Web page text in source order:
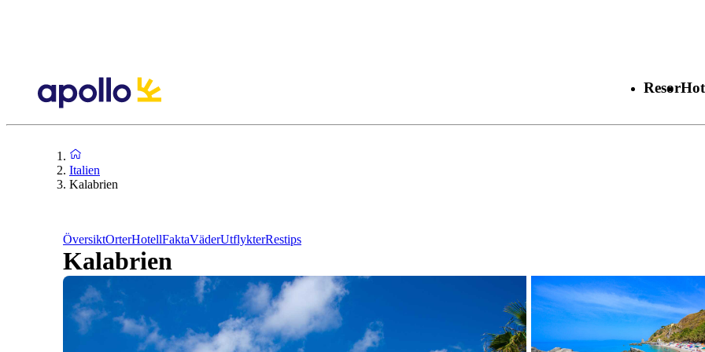
Resor
Italien
Kalabrien
ÖversiktOrterHotellFaktaVäderUtflykterRestips
Kalabrien